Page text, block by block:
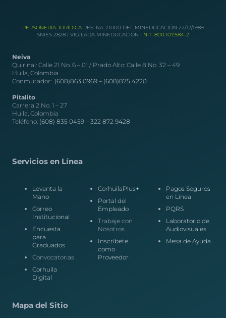
PERSONERÍA JURÍDICA RES. No. 21000 DEL MINEDUCACIÓN 22/12/1989
SNIES 2828 | VIGILADA MINEDUCACIÓN | NIT. 800.107.584-2
Neiva
Quirinal: Calle 21 No. 6 – 01 / Prado Alto: Calle 8 No. 32 – 49
Huila, Colombia
Conmutador: (608)863 0969 – (608)875 4220
Pitalito
Carrera 2 No. 1 – 27
Huila, Colombia
Teléfono: (608) 835 0459 – 322 872 9428
Servicios en Línea
Levanta la
Mano
Correo
Institucional
Encuesta
para
Graduados
Convocatorias
Corhuila
Digital
CorhuilaPlus+
Portal del
Empleado
Trabaje con
Nosotros
Inscríbete
como
Proveedor
Pagos Seguros
en Línea
PQRS
Laboratorio de
Audiovisuales
Mesa de Ayuda
Mapa del Sitio